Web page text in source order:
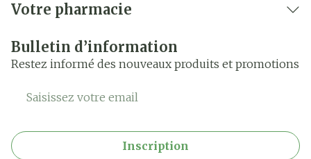
Votre pharmacie
Bulletin d’information
Restez informé des nouveaux produits et promotions
Adresse mail
Inscription